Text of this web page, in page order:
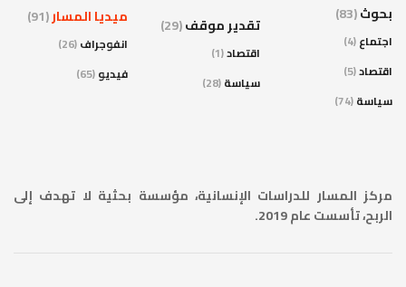
بحوث(83)
اجتماع(4)
اقتصاد(5)
سياسة(74)
تقدير موقف(29)
اقتصاد(1)
سياسة(28)
ميديا المسار(91)
انفوجراف(26)
فيديو(65)
مركز المسار للدراسات الإنسانية، مؤسسة بحثية لا تهدف إلى
الربح، تأسست عام 2019.